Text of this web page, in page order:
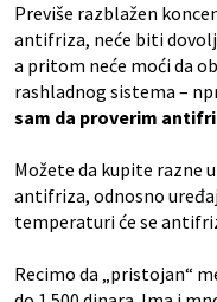
Previše razblažen
antifriza, neće biti
a pritom neće moći da
rashladnog sistema –
sam da proverim
Možete da kupite razne
antifriza, odnosno
temperaturi će se
Recimo da „pristojan“